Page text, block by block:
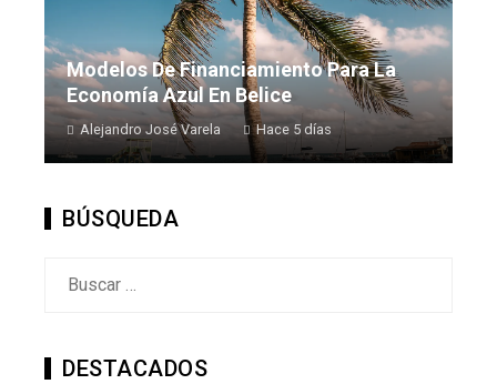
Modelos De Financiamiento Para La
Economía Azul En Belice
Alejandro José Varela Hace 5 días
BÚSQUEDA
DESTACADOS